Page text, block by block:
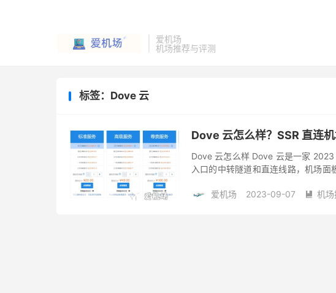
爱机场
机场推荐与评测
标签：Dove 云
Dove 云怎么样？SSR 直连
Dove 云怎么样 Dove 云是一家
入口的中转隧道和直连线路，机场
爱机场 2023-09-07  机